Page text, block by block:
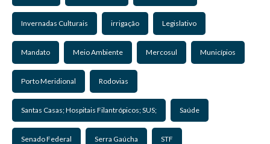
Invernadas Culturais irrigação Legislativo
Mandato Meio Ambiente Mercosul Municípios
Porto Meridional Rodovias
Santas Casas; Hospitais Filantrópicos; SUS; Saúde
Senado Federal Serra Gaúcha STF